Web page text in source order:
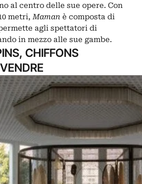
al centro delle sue opere. Con
metri,Maman è composta di
agli spettatori di
in mezzo alle sue gambe.
CHIFFONS